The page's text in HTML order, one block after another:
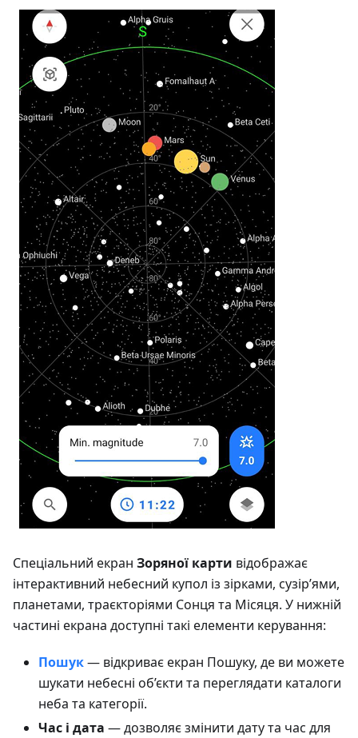
Спеціальний екран Зоряної карти відображає
інтерактивний небесний купол із зірками, сузір’ями,
планетами, траєкторіями Сонця та Місяця. У нижній
частині екрана доступні такі елементи керування:
Пошук— відкриває екран Пошуку, де ви можете
шукати небесні об’єкти та переглядати каталоги
неба та категорії.
Час і дата — дозволяє змінити дату та час для